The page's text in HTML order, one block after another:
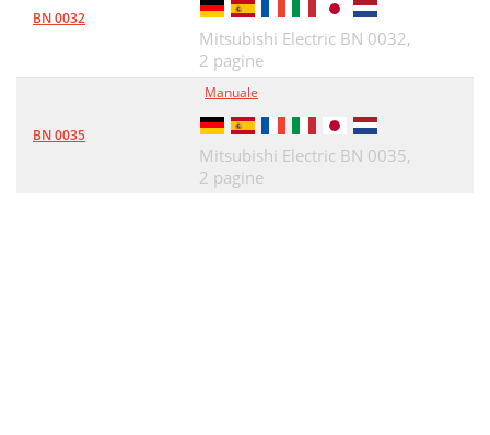
BN 0032
Mitsubishi Electric BN 0032,
2 pagine
BN 0035
Manuale
Mitsubishi Electric BN 0035,
2 pagine